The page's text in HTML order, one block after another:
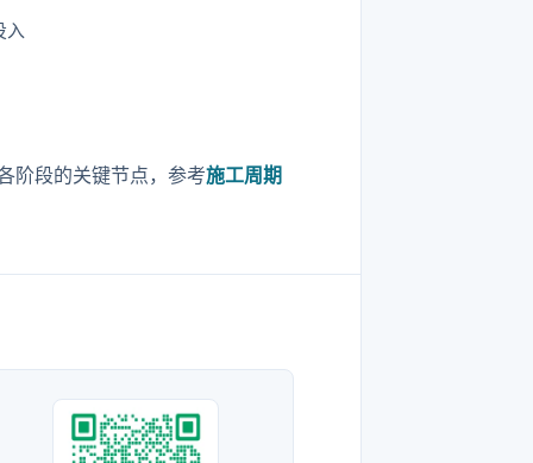
入
阶段的关键节点，参考施工周期